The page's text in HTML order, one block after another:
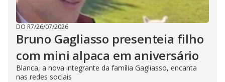
DO R7/26/07/2026
Bruno Gagliasso presenteia filho
com mini alpaca em aniversário
Blanca, a nova integrante da família Gagliasso, encanta
nas redes sociais